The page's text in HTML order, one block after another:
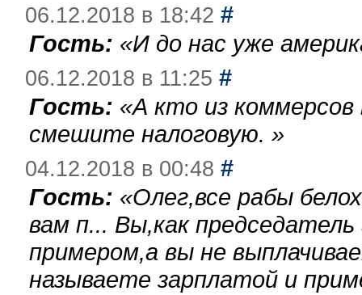
06.12.2018 в 18:42 #
Гость: «И до нас уже
06.12.2018 в 11:25 #
Гость: «А кто из
смешите налоговую. »
04.12.2018 в 00:48 #
Гость: «Олег,все рабы
вам п... Вы,как
примером,а вы не
называете зарплатой и